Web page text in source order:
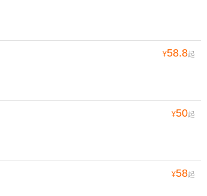
¥58.8起
¥50起
¥58起